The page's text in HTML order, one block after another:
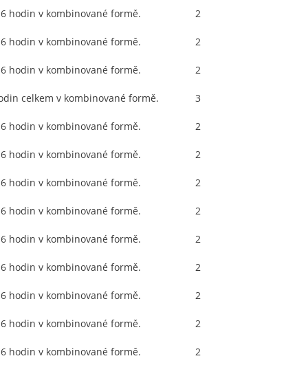
hodin v kombinované formě. 2
hodin v kombinované formě. 2
hodin v kombinované formě. 2
celkem v kombinované formě. 3
hodin v kombinované formě. 2
hodin v kombinované formě. 2
hodin v kombinované formě. 2
hodin v kombinované formě. 2
hodin v kombinované formě. 2
hodin v kombinované formě. 2
hodin v kombinované formě. 2
hodin v kombinované formě. 2
hodin v kombinované formě. 2